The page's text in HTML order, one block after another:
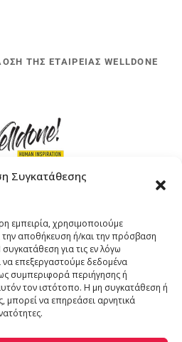
Συγκατάθεσης
εμπειρία, χρησιμοποιούμε
την αποθήκευση ή/και την πρόσβαση
για τις εν λόγω
να επεξεργαστούμε δεδομένα
συμπεριφορά περιήγησης ή
τον ιστότοπο. Η μη συγκατάθεση ή
μπορεί να επηρεάσει αρνητικά
ΤΗΣ ΕΤΑΙΡΕΙΑΣ WELLDONE